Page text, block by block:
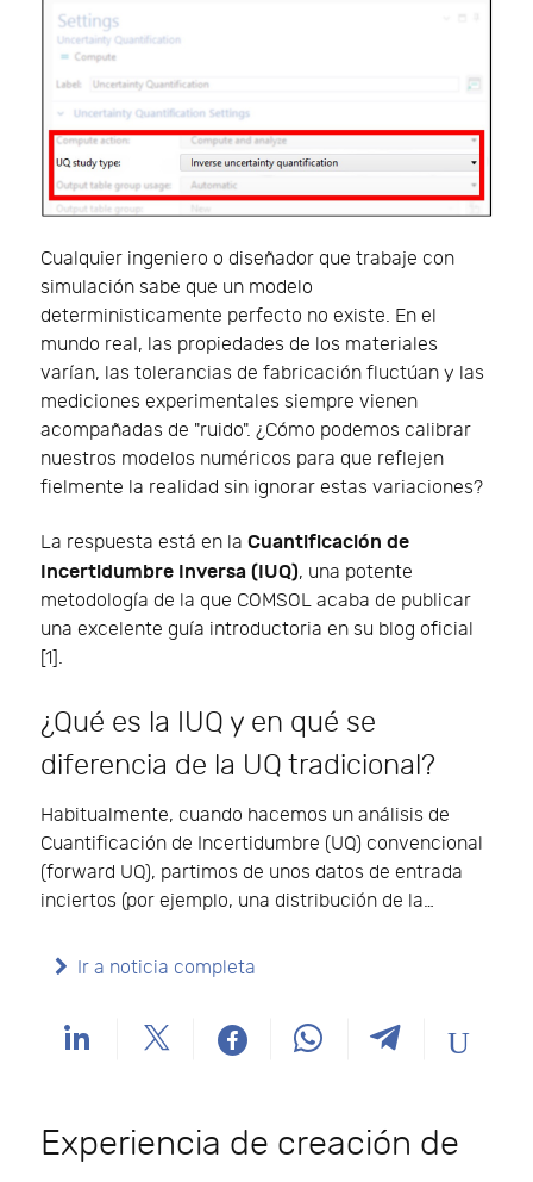
Cualquier ingeniero o diseñador que trabaje con
simulación sabe que un modelo
deterministicamente perfecto no existe. En el
mundo real, las propiedades de los materiales
varían, las tolerancias de fabricación fluctúan y las
mediciones experimentales siempre vienen
acompañadas de "ruido". ¿Cómo podemos calibrar
nuestros modelos numéricos para que reflejen
fielmente la realidad sin ignorar estas variaciones?
La respuesta está en la Cuantificación de
Incertidumbre Inversa (IUQ), una potente
metodología de la que COMSOL acaba de publicar
una excelente guía introductoria en su blog oficial
[1].
¿Qué es la IUQ y en qué se
diferencia de la UQ tradicional?
Habitualmente, cuando hacemos un análisis de
Cuantificación de Incertidumbre (UQ) convencional
(forward UQ), partimos de unos datos de entrada
inciertos (por ejemplo, una distribución de la…
Ir a noticia completa
Experiencia de creación de